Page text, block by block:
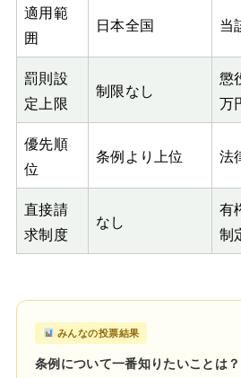
適用範
囲
日本全国 当
罰則設
定上限
制限なし
懲
万
優先順
位
条例より上位 法
直接請
求制度
なし
有
制
みんなの投票結果
条例について一番知りたいことは？